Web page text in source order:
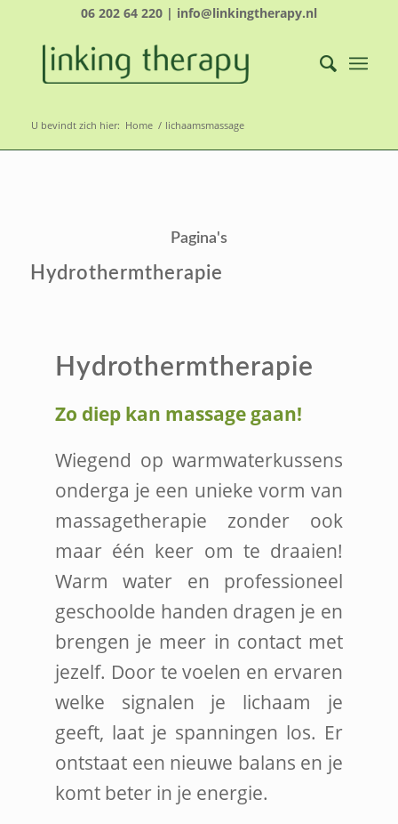
06 202 64 220 | info@linkingtherapy.nl
U bevindt zich hier: Home / lichaamsmassage
Pagina's
Hydrothermtherapie
Hydrothermtherapie
Zo diep kan massage gaan!
Wiegend op warmwaterkussens
onderga je een unieke vorm van
massagetherapie zonder ook
maar één keer om te draaien!
Warm water en professioneel
geschoolde handen dragen je en
brengen je meer in contact met
jezelf. Door te voelen en ervaren
welke signalen je lichaam je
geeft, laat je spanningen los. Er
ontstaat een nieuwe balans en je
komt beter in je energie.